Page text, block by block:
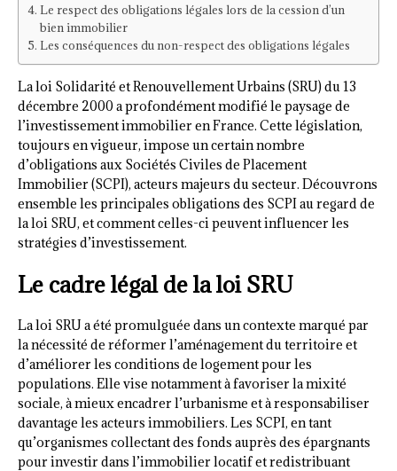
Le respect des obligations légales lors de la cession d’un
bien immobilier
Les conséquences du non-respect des obligations légales
La loi Solidarité et Renouvellement Urbains (SRU) du 13
décembre 2000 a profondément modifié le paysage de
l’investissement immobilier en France. Cette législation,
toujours en vigueur, impose un certain nombre
d’obligations aux Sociétés Civiles de Placement
Immobilier (SCPI), acteurs majeurs du secteur. Découvrons
ensemble les principales obligations des SCPI au regard de
la loi SRU, et comment celles-ci peuvent influencer les
stratégies d’investissement.
Le cadre légal de la loi SRU
La loi SRU a été promulguée dans un contexte marqué par
la nécessité de réformer l’aménagement du territoire et
d’améliorer les conditions de logement pour les
populations. Elle vise notamment à favoriser la mixité
sociale, à mieux encadrer l’urbanisme et à responsabiliser
davantage les acteurs immobiliers. Les SCPI, en tant
qu’organismes collectant des fonds auprès des épargnants
pour investir dans l’immobilier locatif et redistribuant